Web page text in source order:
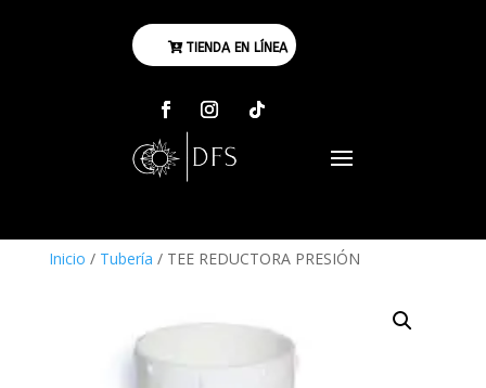
TIENDA EN LÍNEA
Inicio / Tubería / TEE REDUCTORA PRESIÓN